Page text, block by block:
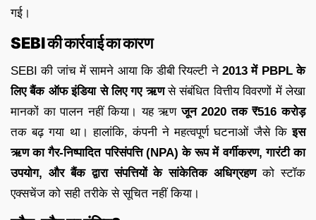
गई।
SEBI की कार्रवाई का कारण
SEBI की जांच में सामने आया कि डीबी रियल्टी ने2013 में PBPL के
लिए बैंक ऑफ इंडिया से लिए गए ऋणसे संबंधित वित्तीय विवरणों में लेखा
मानकों का पालन नहीं किया। यह ऋणजून 2020 तक ₹516 करोड़
तक बढ़ गया था। हालांकि, कंपनी ने महत्वपूर्ण घटनाओं जैसे किइस
ऋण का गैर-निष्पादित परिसंपत्ति (NPA) के रूप में वर्गीकरण, गारंटी का
उपयोग, और बैंक द्वारा संपत्तियों के सांकेतिक अधिग्रहणको स्टॉक
एक्सचेंज को सही तरीके से सूचित नहीं किया।